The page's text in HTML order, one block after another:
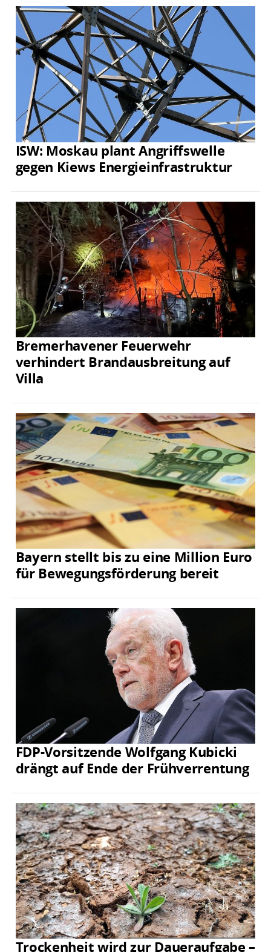
ISW: Moskau plant Angriffswelle
gegen Kiews Energieinfrastruktur
Bremerhavener Feuerwehr
verhindert Brandausbreitung auf
Villa
Bayern stellt bis zu eine Million Euro
für Bewegungsförderung bereit
FDP-Vorsitzende Wolfgang Kubicki
drängt auf Ende der Frühverrentung
Trockenheit wird zur Daueraufgabe –